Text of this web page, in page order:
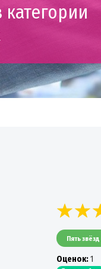
Пять звёзд
Oценок:1